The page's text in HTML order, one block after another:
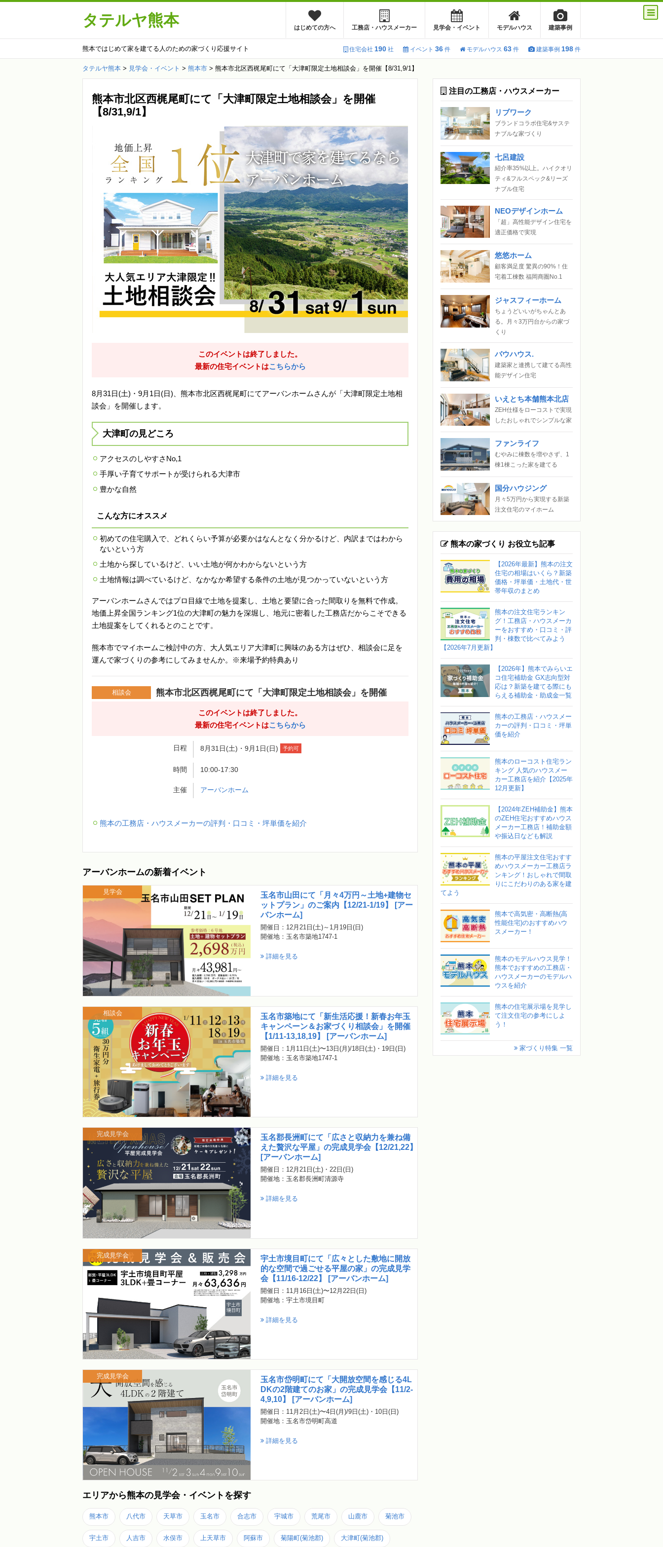
タテルヤ熊本 はじめての方へ 工務店・ハウスメーカー 見学会・イベント モデルハウス 建築事例
熊本ではじめて家を建てる人のための家づくり応援サイト 住宅会社 190 社 イベント 36 件 モデルハウス 63 件 建築事例 198 件
タテルヤ熊本 > 見学会・イベント > 熊本市 > 熊本市北区西梶尾町にて「大津町限定土地相談会」を開催【8/31,9/1】
熊本市北区西梶尾町にて「大津町限定土地相談会」を開催
【8/31,9/1】
このイベントは終了しました。
最新の住宅イベントはこちらから
8月31日(土)・9月1日(日)、熊本市北区西梶尾町にてアーバンホームさんが「大津町限定土地相
談会」を開催します。
大津町の見どころ
アクセスのしやすさNo,1
手厚い子育てサポートが受けられる大津市
豊かな自然
こんな方にオススメ
初めての住宅購入で、どれくらい予算が必要かはなんとなく分かるけど、内訳まではわから
ないという方
土地から探しているけど、いい土地が何かわからないという方
土地情報は調べているけど、なかなか希望する条件の土地が見つかっていないという方
アーバンホームさんではプロ目線で土地を提案し、土地と要望に合った間取りを無料で作成。
地価上昇全国ランキング1位の大津町の魅力を深堀し、地元に密着した工務店だからこそできる
土地提案をしてくれるとのことです。
熊本市でマイホームご検討中の方、大人気エリア大津町に興味のある方はぜひ、相談会に足を
運んで家づくりの参考にしてみませんか。※来場予約特典あり
熊本市北区西梶尾町にて「大津町限定土地相談会」を開催
このイベントは終了しました。
最新の住宅イベントはこちらから
日程 8月31日(土)・9月1日(日) 予約可
時間 10:00-17:30
主催 アーバンホーム
相談会
熊本の工務店・ハウスメーカーの評判・口コミ・坪単価を紹介
アーバンホームの新着イベント
玉名市山田にて「月々4万円～土地+建物セ
ットプラン」のご案内【12/21-1/19】 [アー
バンホーム]
開催日：12月21日(土)～1月19日(日)
開催地：玉名市築地1747-1
詳細を見る
見学会
玉名市築地にて「新生活応援！新春お年玉
キャンペーン＆お家づくり相談会」を開催
【1/11-13,18,19】 [アーバンホーム]
開催日：1月11日(土)〜13日(月)/18日(土)・19日(日)
開催地：玉名市築地1747-1
詳細を見る
相談会
玉名郡長洲町にて「広さと収納力を兼ね備
えた贅沢な平屋」の完成見学会【12/21,22】
[アーバンホーム]
開催日：12月21日(土)・22日(日)
開催地：玉名郡長洲町清源寺
詳細を見る
完成見学会
宇土市境目町にて「広々とした敷地に開放
的な空間で過ごせる平屋の家」の完成見学
会【11/16-12/22】 [アーバンホーム]
開催日：11月16日(土)〜12月22日(日)
開催地：宇土市境目町
詳細を見る
完成見学会
玉名市岱明町にて「大開放空間を感じる4L
DKの2階建てのお家」の完成見学会【11/2-
4,9,10】 [アーバンホーム]
開催日：11月2日(土)〜4日(月)/9日(土)・10日(日)
開催地：玉名市岱明町高道
詳細を見る
完成見学会
エリアから熊本の見学会・イベントを探す
熊本市 八代市 天草市 玉名市 合志市 宇城市 荒尾市 山鹿市 菊池市
宇土市 人吉市 水俣市 上天草市 阿蘇市 菊陽町(菊池郡) 大津町(菊池郡)
注目の工務店・ハウスメーカー
リブワーク
ブランドコラボ住宅&サステ
ナブルな家づくり
七呂建設
紹介率35%以上。ハイクオリ
ティ&フルスペック&リーズ
ナブル住宅
NEOデザインホーム
「超」高性能デザイン住宅を
適正価格で実現
悠悠ホーム
顧客満足度 驚異の90%！住
宅着工棟数 福岡商圏No.1
ジャスフィーホーム
ちょうどいいがちゃんとあ
る。月々3万円台からの家づ
くり
バウハウス.
建築家と連携して建てる高性
能デザイン住宅
いえとち本舗熊本北店
ZEH仕様をローコストで実現
したおしゃれでシンプルな家
ファンライフ
むやみに棟数を増やさず、1
棟1棟こった家を建てる
国分ハウジング
月々5万円から実現する新築
注文住宅のマイホーム
熊本の家づくり お役立ち記事
【2026年最新】熊本の注文
住宅の相場はいくら？新築
価格・坪単価・土地代・世
帯年収のまとめ
熊本の注文住宅ランキン
グ！工務店・ハウスメーカ
ーをおすすめ・口コミ・評
判・棟数で比べてみよう
【2026年7月更新】
【2026年】熊本でみらいエ
コ住宅補助金 GX志向型対
応は？新築を建てる際にも
らえる補助金・助成金一覧
熊本の工務店・ハウスメー
カーの評判・口コミ・坪単
価を紹介
熊本のローコスト住宅ラン
キング 人気のハウスメー
カー工務店を紹介【2025年
12月更新】
【2024年ZEH補助金】熊本
のZEH住宅おすすめハウス
メーカー工務店！補助金額
や振込日なども解説
熊本の平屋注文住宅おすす
めハウスメーカー工務店ラ
ンキング！おしゃれで間取
りにこだわりのある家を建
てよう
熊本で高気密・高断熱(高
性能住宅)のおすすめハウ
スメーカー！
熊本のモデルハウス見学！
熊本でおすすめの工務店・
ハウスメーカーのモデルハ
ウスを紹介
熊本の住宅展示場を見学し
て注文住宅の参考にしよ
う！
家づくり特集 一覧